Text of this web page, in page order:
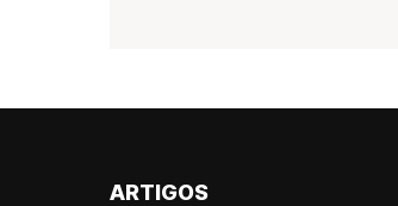
ARTIGOS